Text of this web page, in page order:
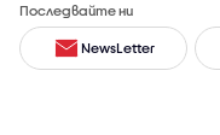
Последвайте ни
NewsLetter